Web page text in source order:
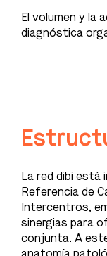
El volumen y la
diagnóstica
La red dibi está
Referencia de
Intercentros,
sinergias para
conjunta. A